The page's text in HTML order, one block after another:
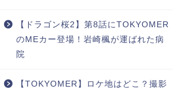
【ドラゴン桜2】第8話にTOKYOMER
のMEカー登場！岩崎楓が運ばれた病
院
【TOKYOMER】ロケ地はどこ？撮影